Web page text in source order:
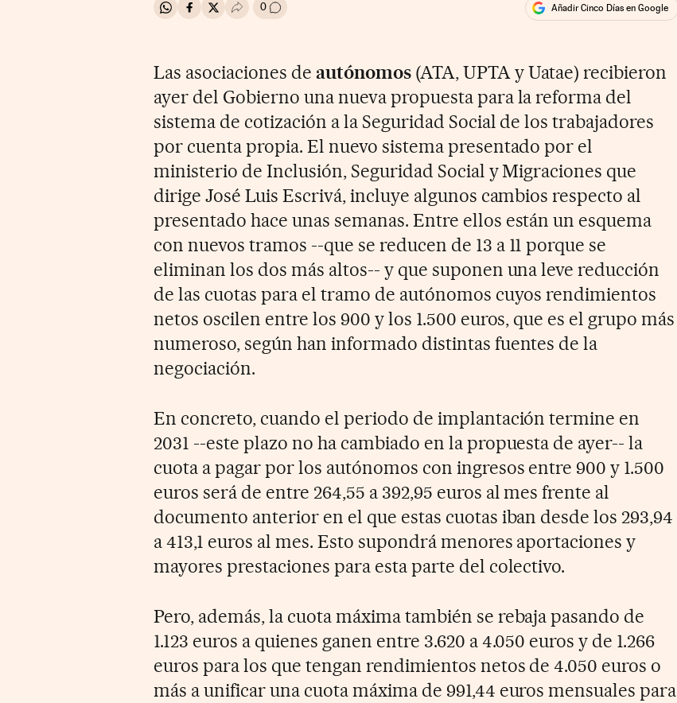
Compartir en Whatsapp
Compartir en Facebook
Compartir en Twitter
Desplegar Redes Sociales
0 Ir a los comentarios Añadir Cinco Días en Google
Las asociaciones de autónomos(ATA, UPTA y Uatae) recibieron
ayer del Gobierno una nueva propuesta para la reforma del
sistema de cotización a la Seguridad Social de los trabajadores
por cuenta propia. El nuevo sistema presentado por el
ministerio de Inclusión, Seguridad Social y Migraciones que
dirige José Luis Escrivá, incluye algunos cambios respecto al
presentado hace unas semanas. Entre ellos están un esquema
con nuevos tramos --que se reducen de 13 a 11 porque se
eliminan los dos más altos-- y que suponen una leve reducción
de las cuotas para el tramo de autónomos cuyos rendimientos
netos oscilen entre los 900 y los 1.500 euros, que es el grupo más
numeroso, según han informado distintas fuentes de la
negociación.
En concreto, cuando el periodo de implantación termine en
2031 --este plazo no ha cambiado en la propuesta de ayer-- la
cuota a pagar por los autónomos con ingresos entre 900 y 1.500
euros será de entre 264,55 a 392,95 euros al mes frente al
documento anterior en el que estas cuotas iban desde los 293,94
a 413,1 euros al mes. Esto supondrá menores aportaciones y
mayores prestaciones para esta parte del colectivo.
Pero, además, la cuota máxima también se rebaja pasando de
1.123 euros a quienes ganen entre 3.620 a 4.050 euros y de 1.266
euros para los que tengan rendimientos netos de 4.050 euros o
más a unificar una cuota máxima de 991,44 euros mensuales para